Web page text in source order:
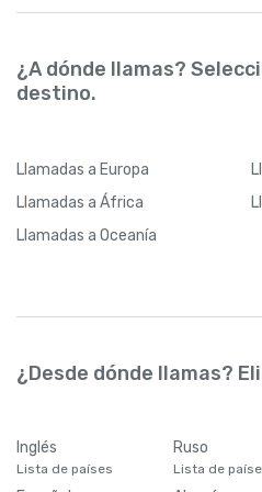
¿A dónde llamas?
destino.
Llamadas a Europa
Llamadas a África
Llamadas a Oceanía
¿Desde dónde llamas?
Inglés
Lista de países
Ruso
Lista de